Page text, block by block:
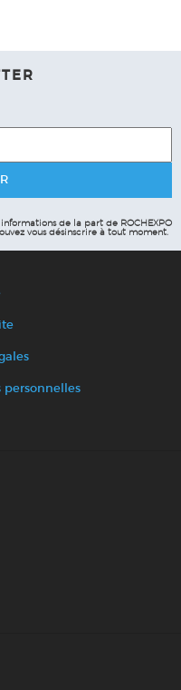
de la part de ROCHEXPO
vous désinscrire à tout moment.
personnelles